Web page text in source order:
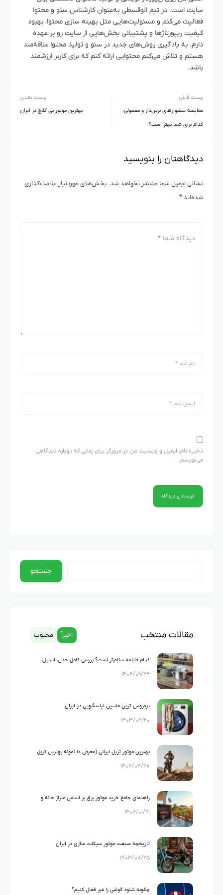
سایت است. در تیم الوقسطی به‌عنوان کارشناس سئو و محتوا
فعالیت می‌کنم و مسئولیت‌هایی مثل بهینه سازی محتوا، بهبود
کیفیت ریپورتاژها و پشتیبانی بخش‌هایی از سایت رو بر عهده
دارم. به یادگیری روش‌های جدید در سئو و تولید محتوا علاقه‌مند
هستم و تلاش می‌کنم محتوایی ارائه کنم که برای کاربر ارزشمند
باشد.
پست قبلی
مقایسه سشوارهای برس‌دار و معمولی:
کدام برای شما بهتر است؟
پست بعدی
بهترین موتور بی کلاچ در ایران
دیدگاهتان را بنویسید
نشانی ایمیل شما منتشر نخواهد شد. بخش‌های موردنیاز علامت‌گذاری
شده‌اند*
ذخیره نام، ایمیل و وبسایت من در مرورگر برای زمانی که دوباره دیدگاهی
می‌نویسم.
جستجو
مقالات منتخب اخیراً محبوب
کدام قابلمه سالم‌تر است؟ بررسی کامل چدن، استیل،
گرانیت و تفلون
۱۴۰۴/۰۹/۲۴
پرفروش ترین ماشین لباسشویی در ایران
۱۴۰۳/۰۲/۲۰
بهترین موتور تریل ایرانی (معرفی ۱۰ نمونه بهترین تریل
های ایرانی)
۱۴۰۴/۰۴/۲۷
راهنمای جامع خرید موتور برق بر اساس متراژ خانه و
لوازم خانگی
۱۴۰۴/۰۱/۲۱
تاریخچه صنعت موتور سیکلت سازی در ایران
۱۴۰۳/۰۷/۲۵
چگونه شنود گوشی را غیر فعال کنیم؟